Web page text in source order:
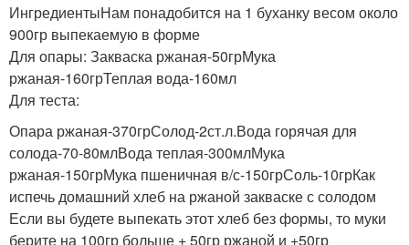
ИнгредиентыНам понадобится на 1 буханку весом около
900гр выпекаемую в форме
Для опары: Закваска ржаная-50грМука
ржаная-160грТеплая вода-160мл
Для теста:
Опара ржаная-370грСолод-2ст.л.Вода горячая для
солода-70-80млВода теплая-300млМука
ржаная-150грМука пшеничная в/с-150грСоль-10грКак
испечь домашний хлеб на ржаной закваске с солодом
Если вы будете выпекать этот хлеб без формы, то муки
берите на 100гр больше + 50гр ржаной и +50гр